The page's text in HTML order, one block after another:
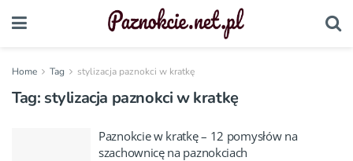
Home Tag stylizacja paznokci w kratkę
Tag:stylizacja paznokci w kratkę
Paznokcie w kratkę – 12 pomysłów na
szachownicę na paznokciach